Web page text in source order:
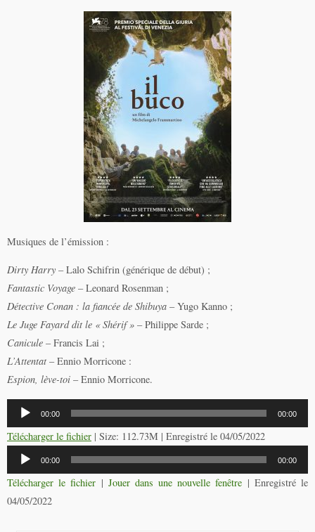
Musiques de l’émission :
Dirty Harry – Lalo Schifrin (générique de début) ;
Fantastic Voyage – Leonard Rosenman ;
Détective Conan : la fiancée de Shibuya – Yugo Kanno ;
Le Juge Fayard dit le « Shérif » – Philippe Sarde ;
Canicule – Francis Lai ;
L’Attentat – Ennio Morricone :
Espion, lève-toi – Ennio Morricone.
Lecteur
audio
00:00 00:00
Télécharger le fichier | Size: 112.73M | Enregistré le 04/05/2022
Lecteur
audio
00:00 00:00
Télécharger le fichier | Jouer dans une nouvelle fenêtre | Enregistré le
04/05/2022